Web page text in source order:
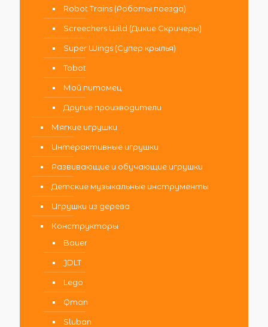
Robot Trains (Роботы поезда)
Screechers Wild (Дикие Скричеры)
Super Wings (Супер крылья)
Tobot
Мой питомец
Другие производители
Мягкие игрушки
Интерактивные игрушки
Развивающие и обучающие игрушки
Детские музыкальные инструменты
Игрушки из дерева
Конструкторы
Bauer
JDLT
Lego
Qman
Sluban